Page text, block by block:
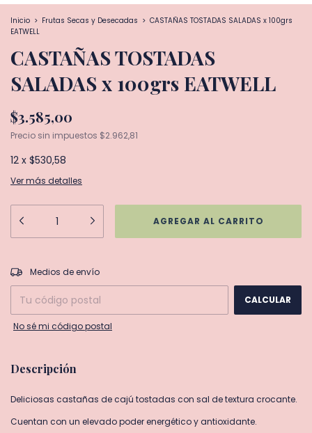
Inicio > Frutas Secas y Desecadas > CASTAÑAS TOSTADAS SALADAS x 100grs
EATWELL
CASTAÑAS TOSTADAS
SALADAS x 100grs EATWELL
$3.585,00
Precio sin impuestos $2.962,81
12 x $530,58
Ver más detalles
Entregas para el CP:
Medios de envío
CALCULAR
No sé mi código postal
Descripción
Deliciosas castañas de cajú tostadas con sal de textura crocante.
Cuentan con un elevado poder energético y antioxidante.